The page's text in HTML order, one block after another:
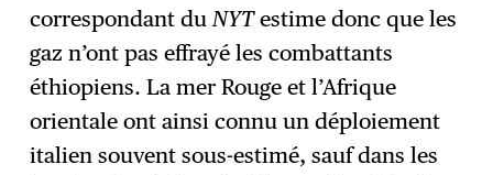
correspondant duNYTestime donc que les
gaz n’ont pas effrayé les combattants
éthiopiens. La mer Rouge et l’Afrique
orientale ont ainsi connu un déploiement
italien souvent sous-estimé, sauf dans les